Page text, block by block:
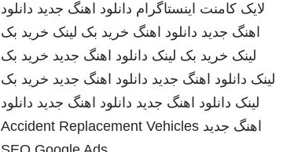
لایک کامنت اینستاگرام دانلود اهنگ جدید دانلود
اهنگ جدید دانلود اهنگ خرید بک لینک خرید بک
لینک خرید بک لینک دانلود اهنگ جدید خرید بک
لینک دانلود اهنگ جدید دانلود اهنگ جدید خرید بک
لینک دانلود اهنگ جدید دانلود اهنگ جدید دانلود
اهنگ جدید Accident Replacement Vehicles